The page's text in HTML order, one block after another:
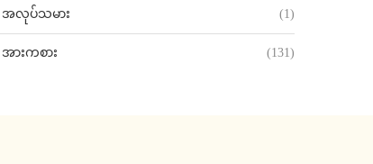
အလုပ်သမား (1)
အားကစား (131)